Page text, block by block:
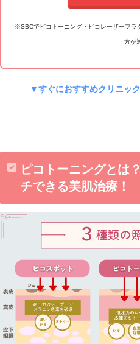
※SBCでピコトーニング・ピコレーザーフラ
方が
▼すぐにおすすめクリニッ
ピコトーニングとは
チできる美肌治療！